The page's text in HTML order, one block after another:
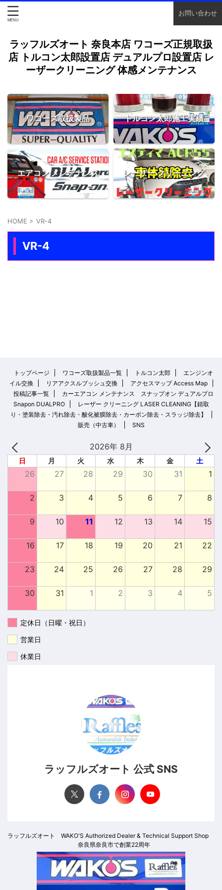
お問い合わせ
ラッフルズオート 奈良本店 ワコーズ正規取扱
店 トルコン太郎設置店 デュアルプロ設置店 レ
ーザークリーニング 体感メンテナンス
ワコーズ取扱製品 トルコン太郎施工実績
エアコン メンテナンス レーザー クリーニング
HOME > VR-4
VR-4
トップページ ワコーズ取扱製品一覧 トルコン太郎
エンジンオ
イル交換
リアアクスルブッシュ交換
アクセスマップ Access Map
投稿記事一覧
カーエアコン メンテナンス スナップオン デュアルプロ
Snapon DUALPRO
レーザー クリーニング LASER CLEANING【錆取
り・塗装除去・汚れ除去・酸化被膜除去・カーボン除去・スラッジ除去】
販売（中古車）
SNS
2026年 8月
日 月 火 水 木 金 土
26 27 28 29 30 31 1
2 3 4 5 6 7 8
9 10 11 12 13 14 15
16 17 18 19 20 21 22
23 24 25 26 27 28 29
30 31 1 2 3 4 5
定休日（日曜・祝日）
営業日
休業日
ラッフルズオート 公式 SNS
ラッフルズオート WAKO'S Authorized Dealer & Technical Support Shop
奈良県奈良市で創業22周年